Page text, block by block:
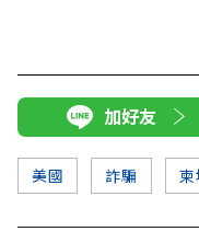
加好友
美國 詐騙 柬